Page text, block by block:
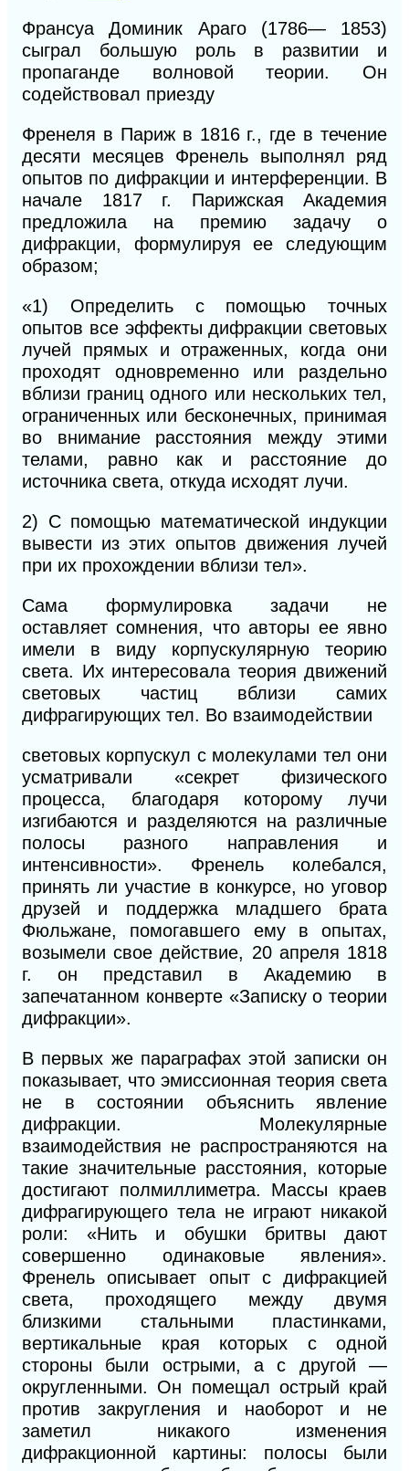
Франсуа Доминик Араго (1786— 1853)
сыграл большую роль в развитии и
пропаганде волновой теории. Он
содействовал приезду
Френеля в Париж в 1816 г., где в течение
десяти месяцев Френель выполнял ряд
опытов по дифракции и интерференции. В
начале 1817 г. Парижская Академия
предложила на премию задачу о
дифракции, формулируя ее следующим
образом;
«1) Определить с помощью точных
опытов все эффекты дифракции световых
лучей прямых и отраженных, когда они
проходят одновременно или раздельно
вблизи границ одного или нескольких тел,
ограниченных или бесконечных, принимая
во внимание расстояния между этими
телами, равно как и расстояние до
источника света, откуда исходят лучи.
2) С помощью математической индукции
вывести из этих опытов движения лучей
при их прохождении вблизи тел».
Сама формулировка задачи не
оставляетсомнения, что авторы ее явно
имели в виду корпускулярную теорию
света. Их интересовала теория движений
световых частиц вблизи самих
дифрагирующих тел. Во взаимодействии
световых корпускул с молекулами тел они
усматривали «секрет физического
процесса, благодаря которому лучи
изгибаются и разделяются на различные
полосы разного направления и
интенсивности». Френель колебался,
принять ли участие в конкурсе, но уговор
друзей и поддержка младшего брата
Фюльжане, помогавшего ему в опытах,
возымели свое действие, 20 апреля 1818
г. он представил в Академию в
запечатанном конверте «Записку о теории
дифракции».
В первых же параграфах этой записки он
показывает, что эмиссионная теория света
не в состоянии объяснить явление
дифракции. Молекулярные
взаимодействия не распространяются на
такие значительные расстояния, которые
достигают полмиллиметра. Массы краев
дифрагирующего тела не играют никакой
роли: «Нить и обушки бритвы дают
совершенно одинаковые явления».
Френель описывает опыт с дифракцией
света, проходящего между двумя
близкими стальными пластинками,
вертикальные края которых с одной
стороны были острыми, а с другой —
округленными. Он помещал острый край
против закругления и наоборот и не
заметил никакого изменения
дифракционной картины: полосы были